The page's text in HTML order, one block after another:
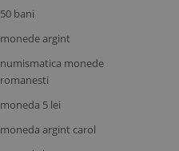
50 bani
monede argint
numismatica monede
romanesti
moneda 5 lei
moneda argint carol